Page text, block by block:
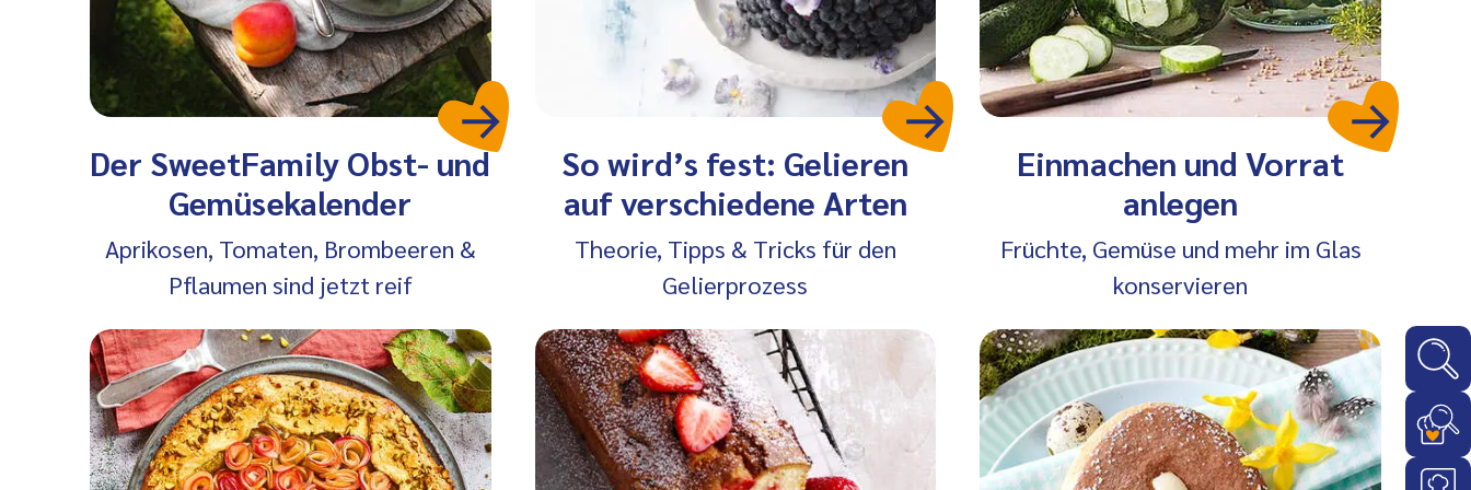
Der SweetFamily Obst- und
Gemüsekalender
Aprikosen, Tomaten, Brombeeren &
Pflaumen sind jetzt reif
So wird’s fest: Gelieren
auf verschiedene Arten
Theorie, Tipps & Tricks für den
Gelierprozess
Einmachen und Vorrat
anlegen
Früchte, Gemüse und mehr im Glas
konservieren